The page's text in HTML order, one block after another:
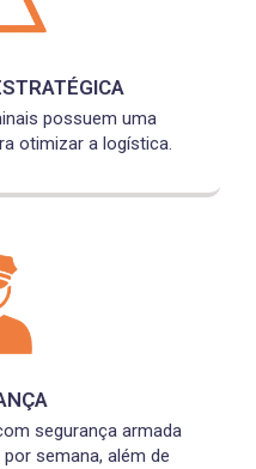
possuem uma
otimizar a logística.
segurança armada
semana, além de